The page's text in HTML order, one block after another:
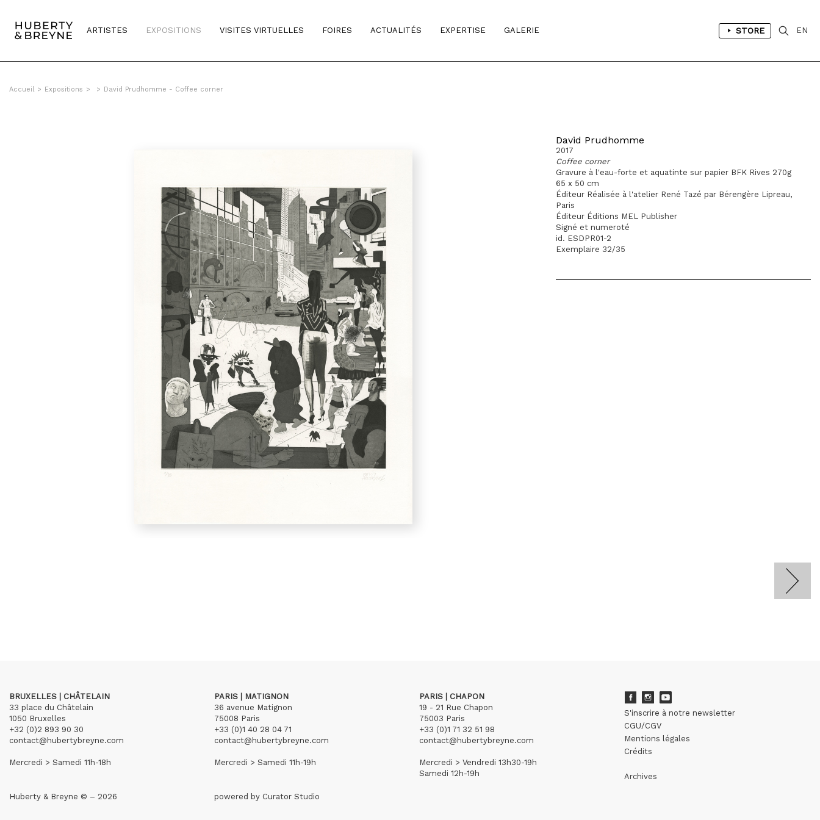
ARTISTES EXPOSITIONS VISITES VIRTUELLES FOIRES ACTUALITÉS EXPERTISE GALERIE STORE EN
Accueil > Expositions > > David Prudhomme - Coffee corner
David Prudhomme
2017
Coffee corner
Gravure à l'eau-forte et aquatinte sur papier BFK Rives 270g
65 x 50 cm
Éditeur Réalisée à l'atelier René Tazé par Bérengère Lipreau,
Paris
Éditeur Éditions MEL Publisher
Signé et numeroté
id. ESDPR01-2
Exemplaire 32/35
BRUXELLES | CHÂTELAIN
33 place du Châtelain
1050 Bruxelles
+32 (0)2 893 90 30
contact@hubertybreyne.com
Mercredi > Samedi 11h-18h
PARIS | MATIGNON
36 avenue Matignon
75008 Paris
+33 (0)1 40 28 04 71
contact@hubertybreyne.com
Mercredi > Samedi 11h-19h
PARIS | CHAPON
19 - 21 Rue Chapon
75003 Paris
+33 (0)1 71 32 51 98
contact@hubertybreyne.com
Mercredi > Vendredi 13h30-19h
Samedi 12h-19h
S'inscrire à notre newsletter
CGU/CGV
Mentions légales
Crédits
Archives
Huberty & Breyne © – 2026 powered by Curator Studio